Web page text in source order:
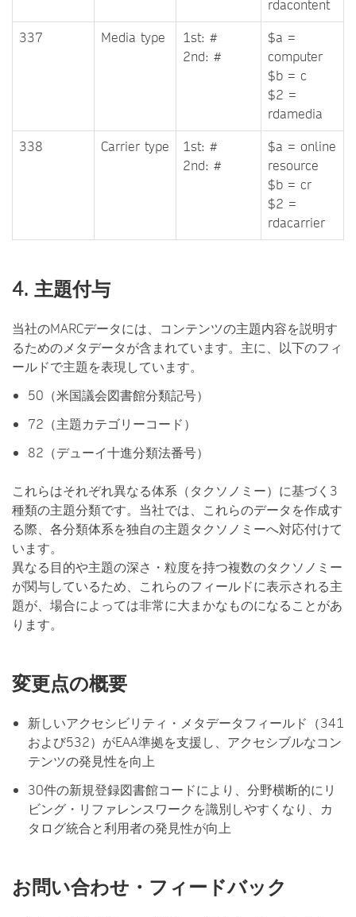
rdacontent
337
Media type
1st: #
2nd: #
$a =
computer
$b = c
$2 =
rdamedia
338
Carrier type
1st: #
2nd: #
$a = online
resource
$b = cr
$2 =
rdacarrier
4. 主題付与
当社のMARCデータには、コンテンツの主題内容を説明す
るためのメタデータが含まれています。主に、以下のフィ
ールドで主題を表現しています。
50（米国議会図書館分類記号）
72（主題カテゴリーコード）
82（デューイ十進分類法番号）
これらはそれぞれ異なる体系（タクソノミー）に基づく3
種類の主題分類です。当社では、これらのデータを作成す
る際、各分類体系を独自の主題タクソノミーへ対応付けて
います。
異なる目的や主題の深さ・粒度を持つ複数のタクソノミー
が関与しているため、これらのフィールドに表示される主
題が、場合によっては非常に大まかなものになることがあ
ります。
変更点の概要
新しいアクセシビリティ・メタデータフィールド（341
および532）がEAA準拠を支援し、アクセシブルなコン
テンツの発見性を向上
30件の新規登録図書館コードにより、分野横断的にリ
ビング・リファレンスワークを識別しやすくなり、カ
タログ統合と利用者の発見性が向上
お問い合わせ・フィードバック